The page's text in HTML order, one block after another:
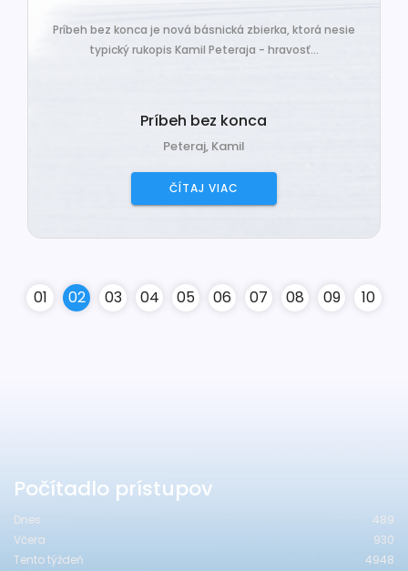
Príbeh bez konca je nová básnická zbierka, ktorá nesie
typický rukopis Kamil Peteraja - hravosť...
Príbeh bez konca
Peteraj, Kamil
ČÍTAJ VIAC
01 02 03 04 05 06 07 08 09 10
Počítadlo prístupov
Dnes
489
Včera
930
Tento týždeň
4948